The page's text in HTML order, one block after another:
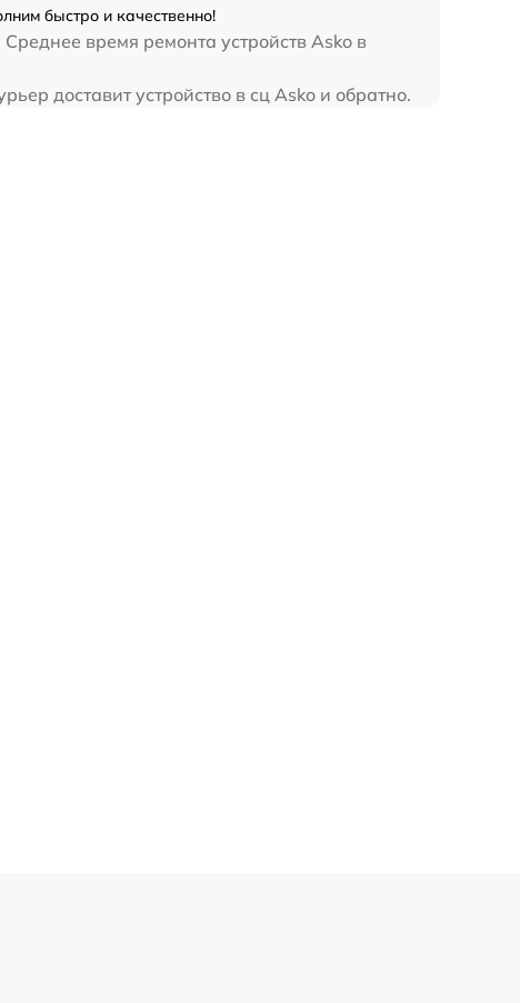
быстро и качественно!
время ремонта устройств Asko в
доставит устройство в сц Asko и обратно.